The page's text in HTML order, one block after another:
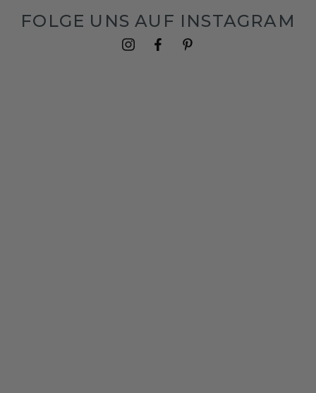
FOLGE UNS AUF INSTAGRAM